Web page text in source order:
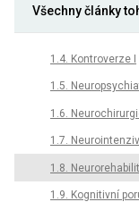
Všechny články
1.4. Kontroverze I
1.5.
1.6.
1.7.
1.8.
1.9. Kognitivní